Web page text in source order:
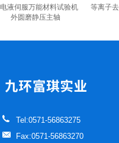
电液伺服万能材料试验机 等离子
外圆磨静压主轴
Tel:0571-56863275
Fax:0571-56863270